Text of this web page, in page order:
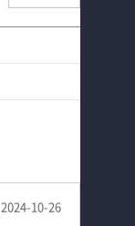
2024-10-26